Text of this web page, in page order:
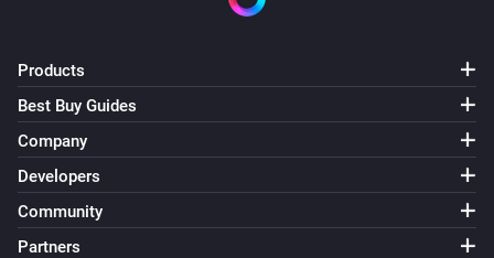
Products
Best Buy Guides
Company
Developers
Community
Partners